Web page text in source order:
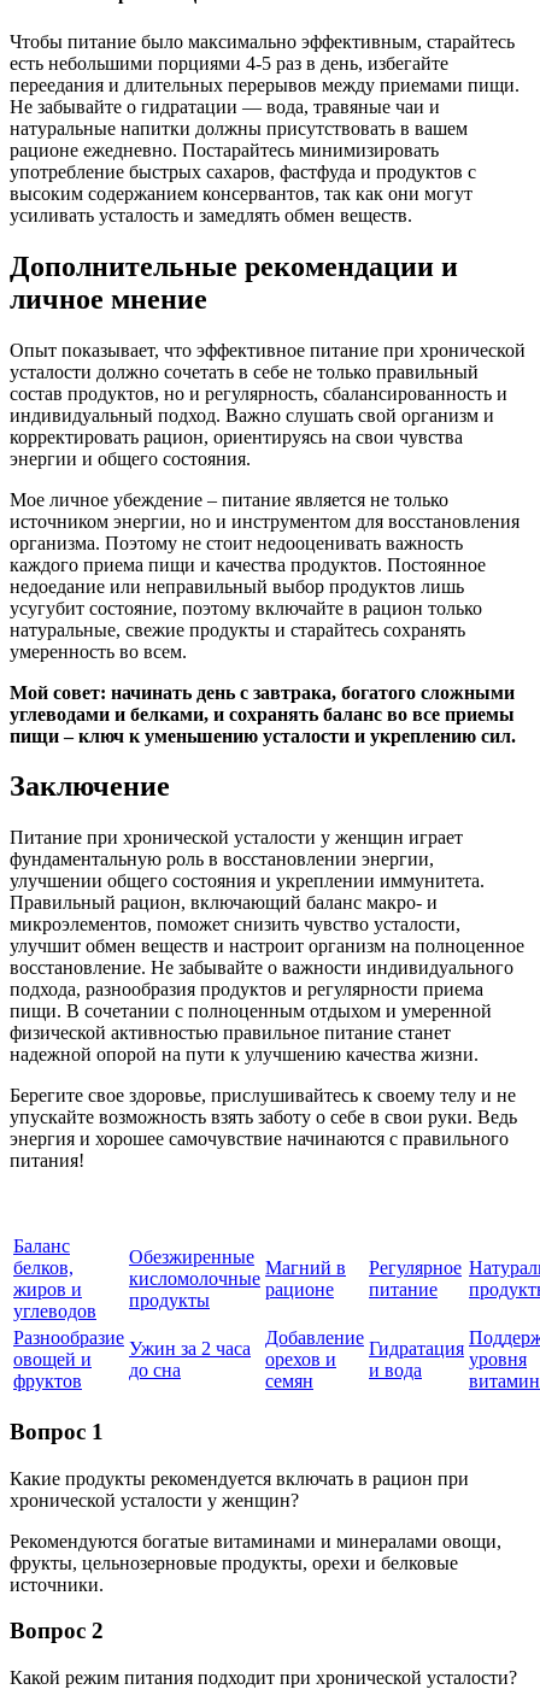
Чтобы питание было максимально эффективным, старайтесь
есть небольшими порциями 4-5 раз в день, избегайте
переедания и длительных перерывов между приемами пищи.
Не забывайте о гидратации — вода, травяные чаи и
натуральные напитки должны присутствовать в вашем
рационе ежедневно. Постарайтесь минимизировать
употребление быстрых сахаров, фастфуда и продуктов с
высоким содержанием консервантов, так как они могут
усиливать усталость и замедлять обмен веществ.
Дополнительные рекомендации и
личное мнение
Опыт показывает, что эффективное питание при хронической
усталости должно сочетать в себе не только правильный
состав продуктов, но и регулярность, сбалансированность и
индивидуальный подход. Важно слушать свой организм и
корректировать рацион, ориентируясь на свои чувства
энергии и общего состояния.
Мое личное убеждение – питание является не только
источником энергии, но и инструментом для восстановления
организма. Поэтому не стоит недооценивать важность
каждого приема пищи и качества продуктов. Постоянное
недоедание или неправильный выбор продуктов лишь
усугубит состояние, поэтому включайте в рацион только
натуральные, свежие продукты и старайтесь сохранять
умеренность во всем.
Мой совет: начинать день с завтрака, богатого сложными
углеводами и белками, и сохранять баланс во все приемы
пищи – ключ к уменьшению усталости и укреплению сил.
Заключение
Питание при хронической усталости у женщин играет
фундаментальную роль в восстановлении энергии,
улучшении общего состояния и укреплении иммунитета.
Правильный рацион, включающий баланс макро- и
микроэлементов, поможет снизить чувство усталости,
улучшит обмен веществ и настроит организм на полноценное
восстановление. Не забывайте о важности индивидуального
подхода, разнообразия продуктов и регулярности приема
пищи. В сочетании с полноценным отдыхом и умеренной
физической активностью правильное питание станет
надежной опорой на пути к улучшению качества жизни.
Берегите свое здоровье, прислушивайтесь к своему телу и не
упускайте возможность взять заботу о себе в свои руки. Ведь
энергия и хорошее самочувствие начинаются с правильного
питания!
Баланс
белков,
жиров и
углеводов
Обезжиренные
кисломолочные
продукты
Магний в
рационе
Регулярное
питание
Разнообразие
овощей и
фруктов
Ужин за 2 часа
до сна
Добавление
орехов и
семян
Гидратация
и вода
уровня
Вопрос 1
Какие продукты рекомендуется включать в рацион при
хронической усталости у женщин?
Рекомендуются богатые витаминами и минералами овощи,
фрукты, цельнозерновые продукты, орехи и белковые
источники.
Вопрос 2
Какой режим питания подходит при хронической усталости?